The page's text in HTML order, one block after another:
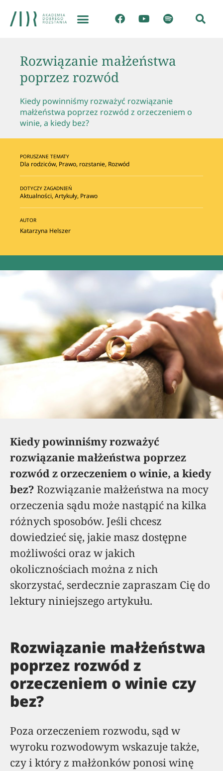
Rozwiązanie małżeństwa
poprzez rozwód
Kiedy powinniśmy rozważyć rozwiązanie
małżeństwa poprzez rozwód z orzeczeniem o
winie, a kiedy bez?
PORUSZANE TEMATY
Dla rodziców, Prawo, rozstanie, Rozwód
DOTYCZY ZAGADNIEŃ
Aktualności,Artykuły, Prawo
AUTOR
Katarzyna Helszer
Kiedy powinniśmy rozważyć
rozwiązanie małżeństwa poprzez
rozwód z orzeczeniem o winie, a kiedy
bez? Rozwiązanie małżeństwa na mocy
orzeczenia sądu może nastąpić na kilka
różnych sposobów. Jeśli chcesz
dowiedzieć się, jakie masz dostępne
możliwości oraz w jakich
okolicznościach można z nich
skorzystać, serdecznie zapraszam Cię do
lektury niniejszego artykułu.
Rozwiązanie małżeństwa
poprzez rozwód z
orzeczeniem o winie czy
bez?
Poza orzeczeniem rozwodu, sąd w
wyroku rozwodowym wskazuje także,
czy i który z małżonków ponosi winę